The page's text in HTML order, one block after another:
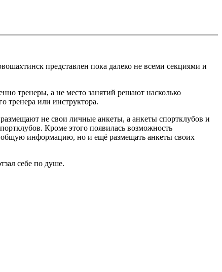
представлен пока далеко не всеми секциями и
тренеры, а не место занятий решают насколько
тренера или инструктора.
не свои личные анкеты, а анкеты спортклубов и
Кроме этого появилась возможность
общую информацию, но и ещё размещать анкеты своих
себе по душе.